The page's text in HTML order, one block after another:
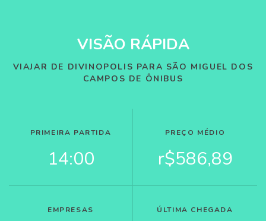
VISÃO RÁPIDA
VIAJAR DE DIVINOPOLIS PARA SÃO MIGUEL DOS
CAMPOS DE ÔNIBUS
PRIMEIRA PARTIDA
14:00
PREÇO MÉDIO
r$586,89
EMPRESAS ÚLTIMA CHEGADA